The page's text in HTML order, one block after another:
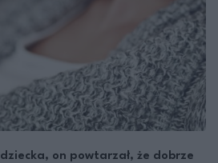
on powtarzał, że dobrze